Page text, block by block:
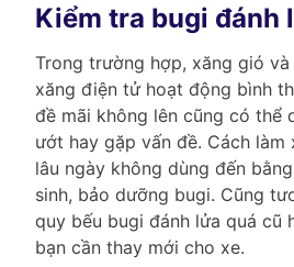
Kiểm tra bugi đánh
Trong trường hợp, xăng gió
xăng điện tử hoạt động bình
đề mãi không lên cũng có thể
ướt hay gặp vấn đề. Cách làm
lâu ngày không dùng đến
sinh, bảo dưỡng bugi. Cũng
quy bếu bugi đánh lửa quá cũ
bạn cần thay mới cho xe.